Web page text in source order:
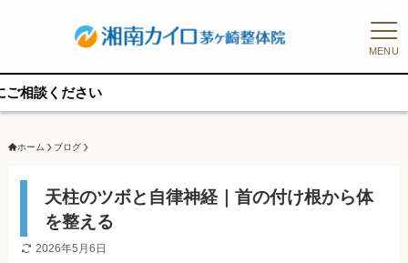
MENU
ホーム ブログ
天柱のツボと自律神経｜首の付け根から体
を整える
2026年5月6日